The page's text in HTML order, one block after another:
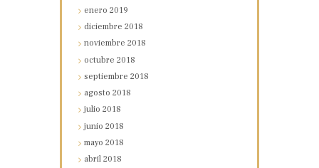
enero2019
diciembre2018
noviembre2018
octubre2018
septiembre2018
agosto2018
julio2018
junio2018
mayo2018
abril2018